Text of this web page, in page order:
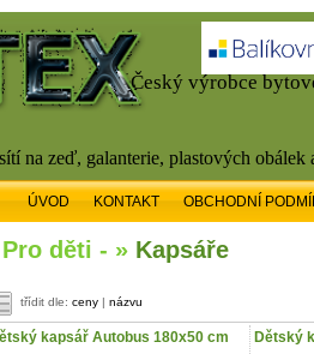
Český výrobce
na zeď, galanterie, plastových
ÚVOD KONTAKT OBCHODNÍ
děti - » Kapsáře
třídit dle: ceny | názvu
kapsář Autobus 180x50 cm Dětský